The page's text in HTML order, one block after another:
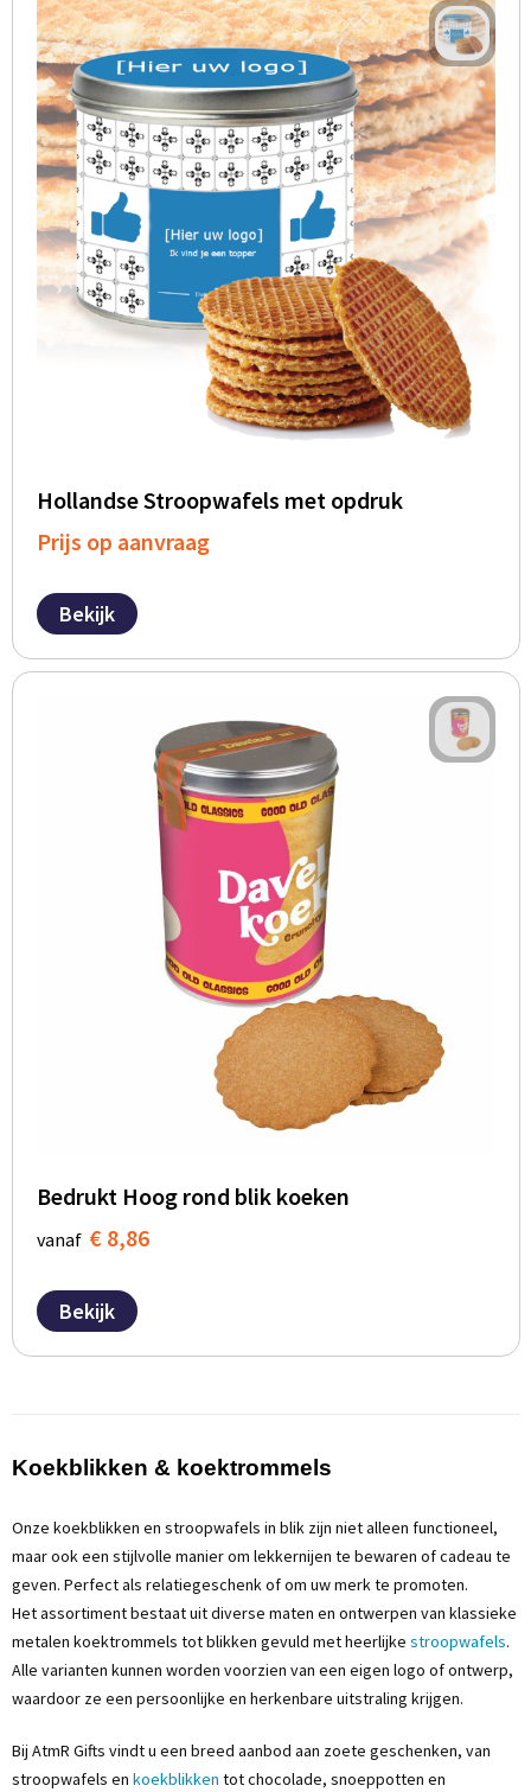
Hollandse Stroopwafels met opdruk
Prijs op aanvraag
Bekijk
Bedrukt Hoog rond blik koeken
vanaf € 8,86
Bekijk
Koekblikken & koektrommels
Onze koekblikken en stroopwafels in blik zijn niet alleen functioneel,
maar ook een stijlvolle manier om lekkernijen te bewaren of cadeau te
geven. Perfect als relatiegeschenk of om uw merk te promoten.
Het assortiment bestaat uit diverse maten en ontwerpen van klassieke
metalen koektrommels tot blikken gevuld met heerlijke stroopwafels.
Alle varianten kunnen worden voorzien van een eigen logo of ontwerp,
waardoor ze een persoonlijke en herkenbare uitstraling krijgen.
Bij AtmR Gifts vindt u een breed aanbod aan zoete geschenken, van
stroopwafels en koekblikken tot chocolade, snoeppotten en